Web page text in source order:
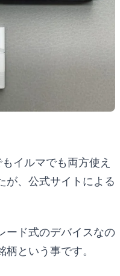
イルマでも両方使え
が、公式サイトによる
ード式のデバイスなの
という事です。